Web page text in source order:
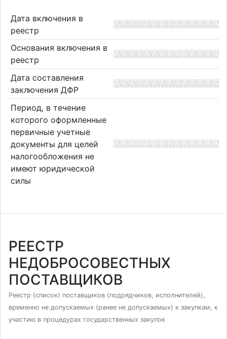
Дата включения в
реестр
Основания включения в
реестр
Дата составления
заключения ДФР
Период, в течение
которого оформленные
первичные учетные
документы для целей
налогообложения не
имеют юридической
силы
РЕЕСТР
НЕДОБРОСОВЕСТНЫХ
ПОСТАВЩИКОВ
Реестр (список) поставщиков (подрядчиков, исполнителей),
временно не допускаемых (ранее не допускаемых) к закупкам, к
участию в процедурах государственных закупок